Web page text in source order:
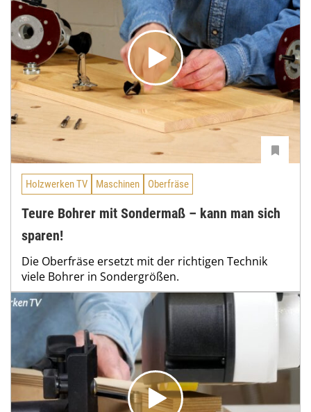
Holzwerken TV Maschinen Oberfräse
Teure Bohrer mit Sondermaß – kann man sich
sparen!
Die Oberfräse ersetzt mit der richtigen Technik
viele Bohrer in Sondergrößen.